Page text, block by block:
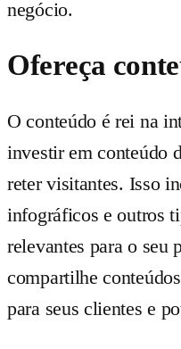
negócio.
Ofereça
O conteúdo é rei na
investir em conteúdo
reter visitantes. Isso
infográficos e outros
relevantes para o seu
compartilhe
para seus clientes e